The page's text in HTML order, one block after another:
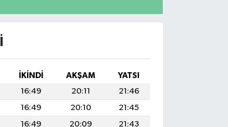
İKINDI AKŞAM
YATSI
16:49 20:11
21:46
16:49 20:10
21:45
16:49 20:09
21:43